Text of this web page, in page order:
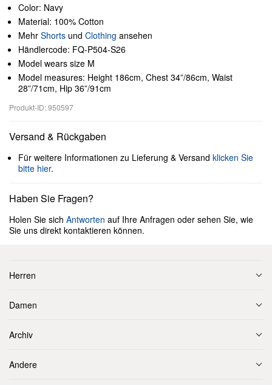
Color: Navy
Material: 100% Cotton
Mehr Shorts und Clothing ansehen
Händlercode: FQ-P504-S26
Model wears size M
Model measures: Height 186cm, Chest 34”/86cm, Waist
28”/71cm, Hip 36”/91cm
Produkt-ID: 950597
Versand & Rückgaben
Für weitere Informationen zu Lieferung & Versand klicken Sie
bitte hier.
Haben Sie Fragen?
Holen Sie sich Antworten auf Ihre Anfragen oder sehen Sie, wie
Sie uns direkt kontaktieren können.
Herren
Damen
Archiv
Andere